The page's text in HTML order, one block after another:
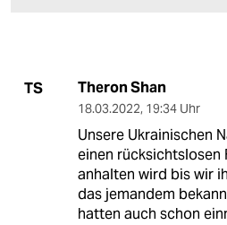
TS Theron Shan
18.03.2022, 19:34 Uhr
Unsere Ukrainischen
einen rücksichtslosen
anhalten wird bis wir
das jemandem
hatten auch schon